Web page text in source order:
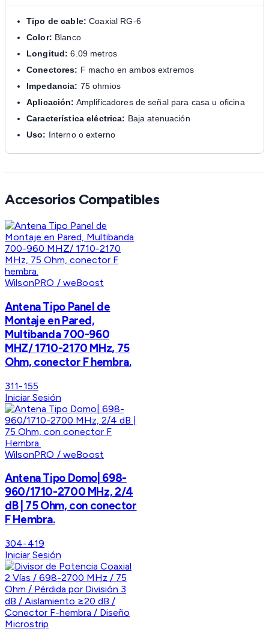
Tipo de cable: Coaxial RG-6
Color: Blanco
Longitud: 6.09 metros
Conectores: F macho en ambos extremos
Impedancia: 75 ohmios
Aplicación: Amplificadores de señal para casa u oficina
Característica eléctrica: Baja atenuación
Uso: Interno o externo
Accesorios Compatibles
WilsonPRO / weBoost
Antena Tipo Panel de
Montaje en Pared,
Multibanda 700-960
MHZ/ 1710-2170 MHz, 75
Ohm, conector F hembra.
311-155
Iniciar Sesión
WilsonPRO / weBoost
Antena Tipo Domo| 698-
960/1710-2700 MHz, 2/4
dB | 75 Ohm, con conector
F Hembra.
304-419
Iniciar Sesión